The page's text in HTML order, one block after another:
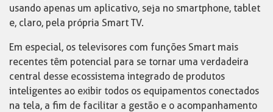
usando apenas um aplicativo, seja no smartphone, tablet
e, claro, pela própria Smart TV.
Em especial, os televisores com funções Smart mais
recentes têm potencial para se tornar uma verdadeira
central desse ecossistema integrado de produtos
inteligentes ao exibir todos os equipamentos conectados
na tela, a fim de facilitar a gestão e o acompanhamento